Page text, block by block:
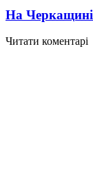
На
Читати коментарі